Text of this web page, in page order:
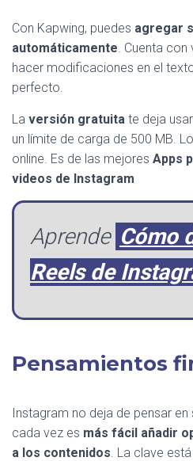
Con Kapwing, puedes agregar
automáticamente. Cuenta
hacer modificaciones en el
perfecto.
La versión gratuita te deja
un límite de carga de 500 MB.
online. Es de las mejores Apps
videos de Instagram
Aprende Cómo
Reels de
Pensamientos
Instagram no deja de pensar
cada vez es más fácil añadir
a los contenidos. La clave